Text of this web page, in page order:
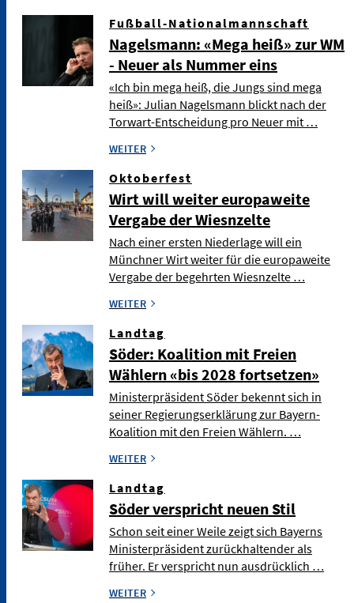
Fußball-Nationalmannschaft
Nagelsmann: «Mega heiß» zur WM
- Neuer als Nummer eins
«Ich bin mega heiß, die Jungs sind mega
heiß»: Julian Nagelsmann blickt nach der
Torwart-Entscheidung pro Neuer mit …
WEITER
Oktoberfest
Wirt will weiter europaweite
Vergabe der Wiesnzelte
Nach einer ersten Niederlage will ein
Münchner Wirt weiter für die europaweite
Vergabe der begehrten Wiesnzelte …
WEITER
Landtag
Söder: Koalition mit Freien
Wählern «bis 2028 fortsetzen»
Ministerpräsident Söder bekennt sich in
seiner Regierungserklärung zur Bayern-
Koalition mit den Freien Wählern. …
WEITER
Landtag
Söder verspricht neuen Stil
Schon seit einer Weile zeigt sich Bayerns
Ministerpräsident zurückhaltender als
früher. Er verspricht nun ausdrücklich …
WEITER